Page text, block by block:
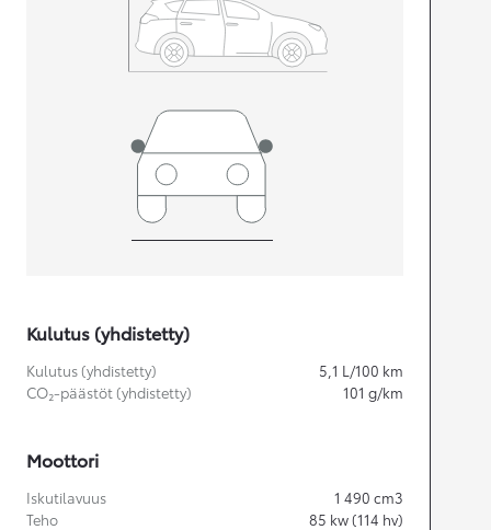
Kulutus (yhdistetty)
Kulutus (yhdistetty) 5,1 L/100 km
CO₂-päästöt (yhdistetty)
101 g/km
Moottori
Iskutilavuus 1 490 cm3
Teho
85 kw (114 hv)